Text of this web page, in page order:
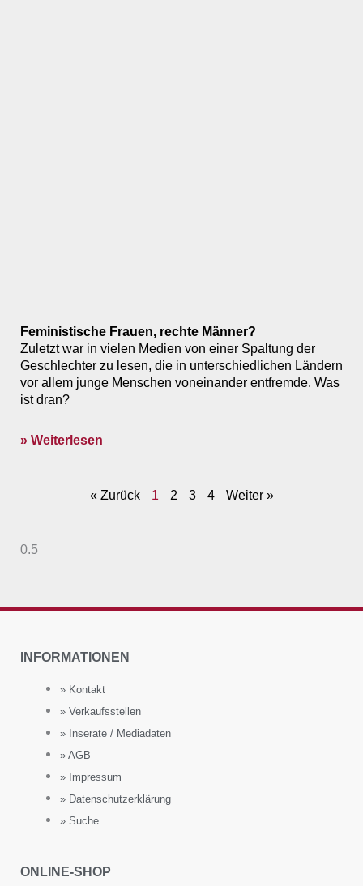
Feministische Frauen, rechte Männer?
Zuletzt war in vielen Medien von einer Spaltung der
Geschlechter zu lesen, die in unterschiedlichen Ländern
vor allem junge Menschen voneinander entfremde. Was
ist dran?
» Weiterlesen
« Zurück 1 2 3 4 Weiter »
INFORMATIONEN
» Kontakt
» Verkaufsstellen
» Inserate / Mediadaten
» AGB
» Impressum
» Datenschutzerklärung
» Suche
ONLINE-SHOP